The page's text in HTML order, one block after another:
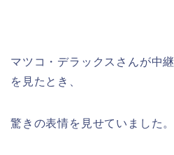
マツコ・デラックスさんが中
を見たとき、
驚きの表情を見せていました。